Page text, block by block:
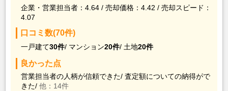
企業・営業担当者：4.64 / 売却価格：4.42 / 売却スピード：
4.07
口コミ数(70件)
一戸建て30件/ マンション20件/ 土地20件
良かった点
営業担当者の人柄が信頼できた/ 査定額についての納得がで
きた/ 他：14件